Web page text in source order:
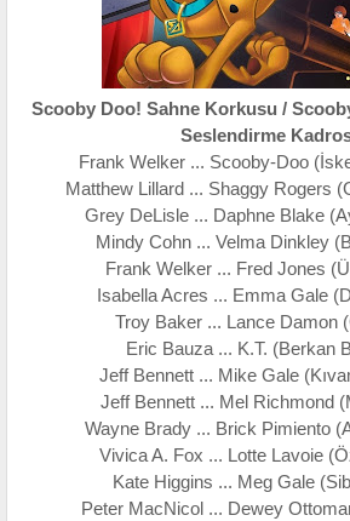
Scooby Doo! Sahne Korkusu /
Seslendirme
Frank Welker ... Scooby-Doo
Matthew Lillard ... Shaggy Rogers
Grey DeLisle ... Daphne Blake
Mindy Cohn ... Velma Dinkley
Frank Welker ... Fred Jones
Isabella Acres ... Emma Gale
Troy Baker ... Lance Damon
Eric Bauza ... K.T. (Berkan
Jeff Bennett ... Mike Gale
Jeff Bennett ... Mel Richmond
Wayne Brady ... Brick Pimiento
Vivica A. Fox ... Lotte Lavoie
Kate Higgins ... Meg Gale
Peter MacNicol ... Dewey